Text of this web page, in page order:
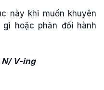
này khi muốn khuyên
hoặc phản đối hành
N/ V-ing